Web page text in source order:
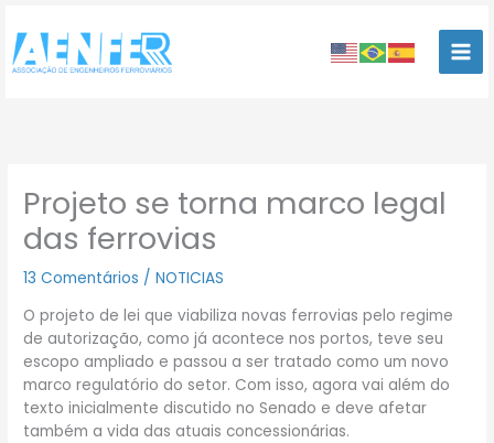
para
conteúdo
Projeto se torna marco legal
das ferrovias
13 Comentários /NOTICIAS
O projeto de lei que viabiliza novas ferrovias pelo regime
de autorização, como já acontece nos portos, teve seu
escopo ampliado e passou a ser tratado como um novo
marco regulatório do setor. Com isso, agora vai além do
texto inicialmente discutido no Senado e deve afetar
também a vida das atuais concessionárias.